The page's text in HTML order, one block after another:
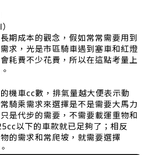
期成本的觀念，假如常常需要用到
求，光是市區騎車遇到塞車和紅燈
耗費不少花費，所以在這點考量上
機車cc數，排氣量越大便表示動
騎乘需求來選擇是不是需要大馬力
是代步的需要，不需要載運重物和
以下的車款就已足夠了；相反
的需求和常爬坡，就需要選擇